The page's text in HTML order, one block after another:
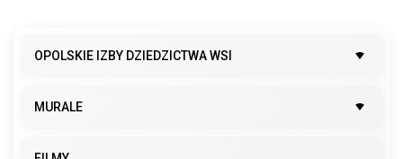
OPOLSKIE IZBY DZIEDZICTWA WSI
MURALE